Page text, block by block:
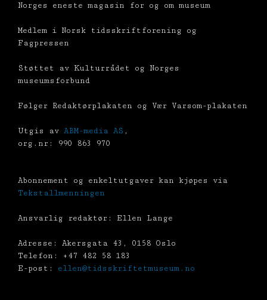
Norges eneste magasin for og om museum
Medlem i Norsk tidsskriftforening og
Fagpressen
Støttet av Kulturrådet og Norges
museumsforbund
Følger Redaktørplakaten og Vær Varsom-plakaten
Utgis av ABM-media AS ,
org.nr: 990 863 970
Abonnement og enkeltutgaver kan kjøpes via
Tekstallmenningen
Ansvarlig redaktør: Ellen Lange
Adresse: Akersgata 43, 0158 Oslo
Telefon: +47 482 58 183
E-post: ellen@tidsskriftetmuseum.no